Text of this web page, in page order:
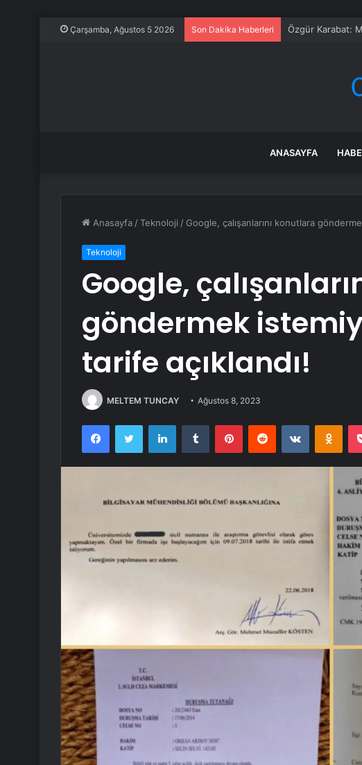
Çarşamba, Ağustos 5 2026 Son Dakika Haberleri Özgür Karabat:
ANASAYFA
Anasayfa /Teknoloji / Google, çalışanlarını konutlara
Teknoloji
Google,
göndermek
tarife açıklandı!
MELTEM TUNCAY Ağustos 8, 2023
FacebookTwitter LinkedInTumblr PinterestReddit VKontakte